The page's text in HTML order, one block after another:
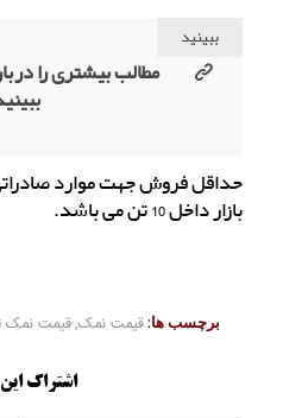
ببینید
مطالب بیشتری را
بازار داخل 10 تن می باشد.
برچسب ها: قیمت نمک,قیمت نمک
اشتراک